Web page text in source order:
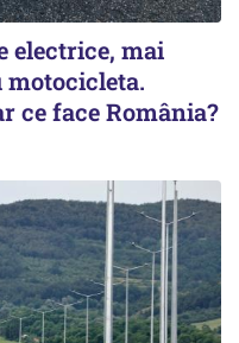
electrice, mai
motocicleta.
ce face România?